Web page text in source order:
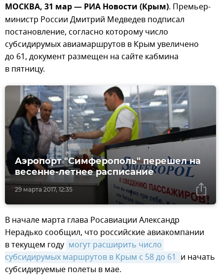
МОСКВА, 31 мар — РИА Новости (Крым). Премьер-
министр России Дмитрий Медведев подписал
постановление, согласно которому число
субсидирумых авиамаршрутов в Крым увеличено
до 61, документ размещен на сайте кабмина
в пятницу.
29 марта 2017, 12:35
Аэропорт "Симферополь" перешел на
весенне-летнее расписание
В начале марта глава Росавиации Александр
Нерадько сообщил, что российские авиакомпании
в текущем году могут расширить число
субсидирумых маршрутов в Крым с 58 до 61 и начать
субсидируемые полеты в мае.